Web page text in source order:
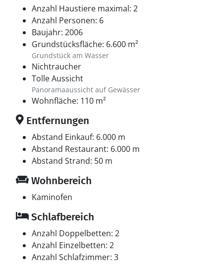
Anzahl Haustiere maximal: 2
Anzahl Personen: 6
Baujahr: 2006
Grundstücksfläche: 6.600 m²
Grundstück am Wasser
Nichtraucher
Tolle Aussicht
Panoramaaussicht auf Gewässer
Wohnfläche: 110 m²
Entfernungen
Abstand Einkauf: 6.000 m
Abstand Restaurant: 6.000 m
Abstand Strand: 50 m
Wohnbereich
Kaminofen
Schlafbereich
Anzahl Doppelbetten: 2
Anzahl Einzelbetten: 2
Anzahl Schlafzimmer: 3